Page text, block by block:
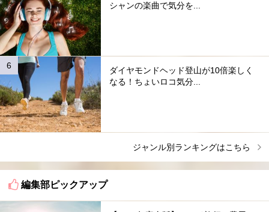
シャンの楽曲で気分を...
ダイヤモンドヘッド登山が10倍楽しく
なる！ちょいロコ気分...
ジャンル別ランキングはこちら
編集部ピックアップ